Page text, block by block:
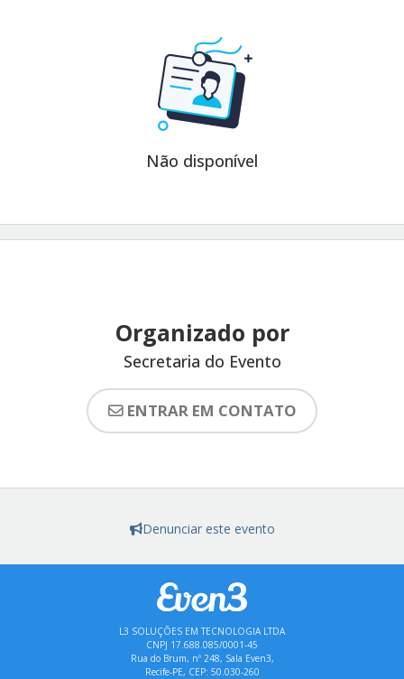
Não disponível
Organizado por
Secretaria do Evento
ENTRAR EM CONTATO
Denunciar este evento
L3 SOLUÇÕES EM TECNOLOGIA LTDA
CNPJ 17.688.085/0001-45
Rua do Brum, nº 248, Sala Even3,
Recife-PE, CEP: 50.030-260